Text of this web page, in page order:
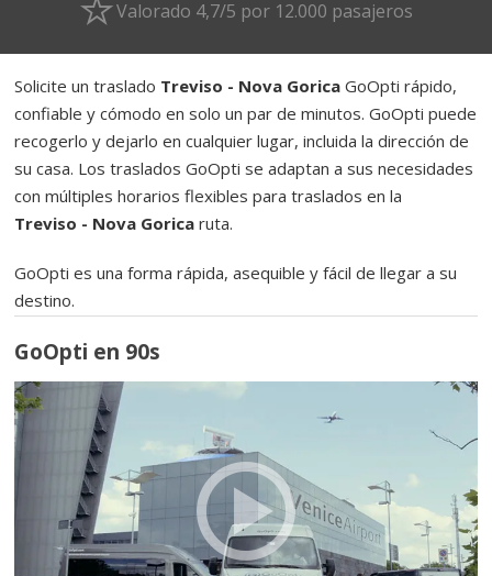
Valorado 4,7/5 por 12.000 pasajeros
Solicite un traslado Treviso - Nova Gorica GoOpti rápido,
confiable y cómodo en solo un par de minutos. GoOpti puede
recogerlo y dejarlo en cualquier lugar, incluida la dirección de
su casa. Los traslados GoOpti se adaptan a sus necesidades
con múltiples horarios flexibles para traslados en la
Treviso - Nova Gorica ruta.
GoOpti es una forma rápida, asequible y fácil de llegar a su
destino.
GoOpti en 90s